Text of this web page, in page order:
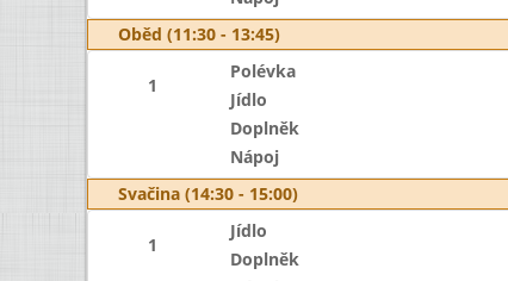
Oběd (11:30 - 13:45)
1
Polévka
Jídlo
Doplněk
Nápoj
Svačina (14:30 - 15:00)
1
Jídlo
Doplněk